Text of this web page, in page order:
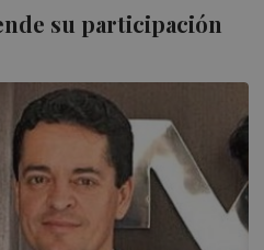
su participación